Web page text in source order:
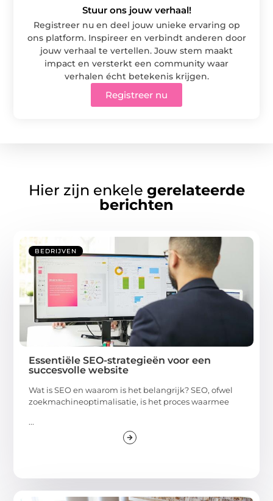
Stuur ons jouw verhaal!
Registreer nu en deel jouw unieke ervaring op
ons platform. Inspireer en verbindt anderen door
jouw verhaal te vertellen. Jouw stem maakt
impact en versterkt een community waar
verhalen écht betekenis krijgen.
Registreer nu
Hier zijn enkele gerelateerde
berichten
BEDRIJVEN
Essentiële SEO-strategieën voor een
succesvolle website
Wat is SEO en waarom is het belangrijk? SEO, ofwel
zoekmachineoptimalisatie, is het proces waarmee
...